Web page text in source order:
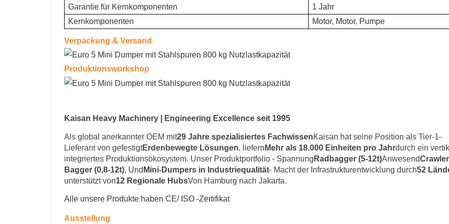
Garantie für Kernkomponenten
1 Jahr
Kernkomponenten
Motor, Motor, Pumpe
Verpackung & Versand
Produktionsworkshop
Kaisan Heavy Machinery | Engineering Excellence seit 1995
Als global anerkannter OEM mit29 Jahre spezialisiertes FachwissenKaisan hat seine Position als Tier-1-
Lieferant von gefestigtErdenbewegte Lösungen, liefern Mehr als 18.000 Einheiten pro Jahrdurch ein
integriertes Produktionsökosystem. Unser Produktportfolio - Spannung Radbagger (5-12t)Anwesend
Bagger (0,8-12t), Und Mini-Dumpers in Industriequalität- Macht der Infrastrukturentwicklung durch52
unterstützt von12 Regionale HubsVon Hamburg nach Jakarta.
Alle unsere Produkte haben CE/ ISO -Zertifikat
Ausstellung